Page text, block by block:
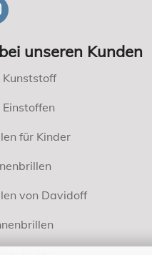
unseren Kunden
Kunststoff
für Kinder
von Davidoff